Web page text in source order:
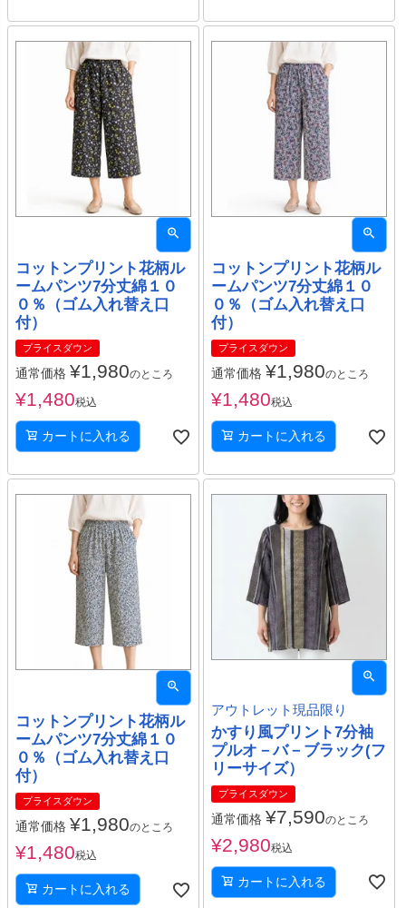
コットンプリント花柄ル
ームパンツ7分丈綿１０
０％（ゴム入れ替え口
付）
プライスダウン
通常価格 ¥1,980のところ
¥1,480税込
カートに入れる
コットンプリント花柄ル
ームパンツ7分丈綿１０
０％（ゴム入れ替え口
付）
プライスダウン
通常価格 ¥1,980のところ
¥1,480税込
カートに入れる
コットンプリント花柄ル
ームパンツ7分丈綿１０
０％（ゴム入れ替え口
付）
プライスダウン
通常価格 ¥1,980のところ
¥1,480税込
カートに入れる
アウトレット現品限り
かすり風プリント7分袖
プルオ－バ－ブラック(フ
リーサイズ）
プライスダウン
通常価格 ¥7,590のところ
¥2,980税込
カートに入れる